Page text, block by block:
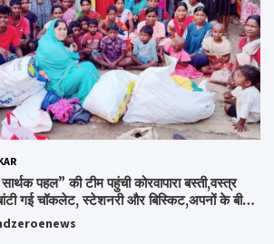
पहल” की टीम पहुंची कोरवापारा बस्ती,वस्त्र
गई चॉकलेट, स्टेशनरी और बिस्किट,अपनों के बीच
हुए लोग,संवेदना समूह के संस्थापक स्व.विश्वबंधु को
और समूह के लोगों ने रखी अपनी राय,कहा स्व.शर्मा के